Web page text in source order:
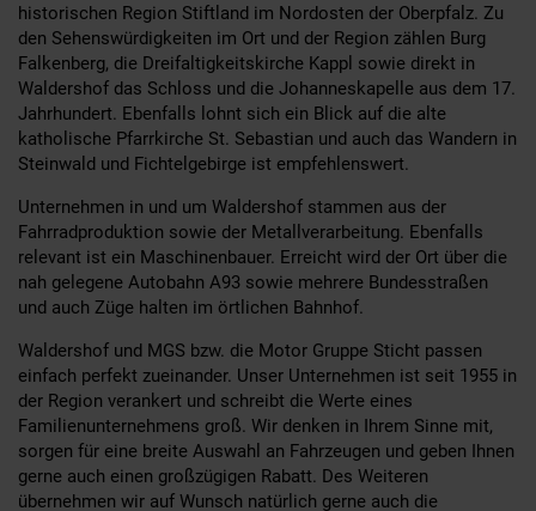
historischen Region Stiftland im Nordosten der Oberpfalz. Zu
den Sehenswürdigkeiten im Ort und der Region zählen Burg
Falkenberg, die Dreifaltigkeitskirche Kappl sowie direkt in
Waldershof das Schloss und die Johanneskapelle aus dem 17.
Jahrhundert. Ebenfalls lohnt sich ein Blick auf die alte
katholische Pfarrkirche St. Sebastian und auch das Wandern in
Steinwald und Fichtelgebirge ist empfehlenswert.
Unternehmen in und um Waldershof stammen aus der
Fahrradproduktion sowie der Metallverarbeitung. Ebenfalls
relevant ist ein Maschinenbauer. Erreicht wird der Ort über die
nah gelegene Autobahn A93 sowie mehrere Bundesstraßen
und auch Züge halten im örtlichen Bahnhof.
Waldershof und MGS bzw. die Motor Gruppe Sticht passen
einfach perfekt zueinander. Unser Unternehmen ist seit 1955 in
der Region verankert und schreibt die Werte eines
Familienunternehmens groß. Wir denken in Ihrem Sinne mit,
sorgen für eine breite Auswahl an Fahrzeugen und geben Ihnen
gerne auch einen großzügigen Rabatt. Des Weiteren
übernehmen wir auf Wunsch natürlich gerne auch die